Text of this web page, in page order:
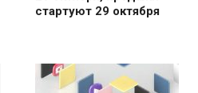
стартуют 29 октября